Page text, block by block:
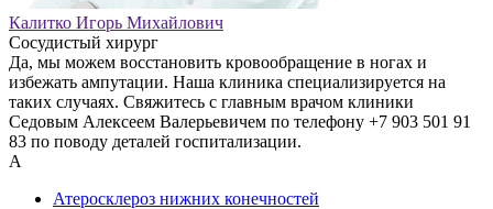
Калитко Игорь Михайлович
Сосудистый хирург
Да, мы можем восстановить кровообращение в ногах и
избежать ампутации. Наша клиника специализируется на
таких случаях. Свяжитесь с главным врачом клиники
Седовым Алексеем Валерьевичем по телефону +7 903 501 91
83 по поводу деталей госпитализации.
А
Атеросклероз нижних конечностей